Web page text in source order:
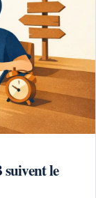
suivent le